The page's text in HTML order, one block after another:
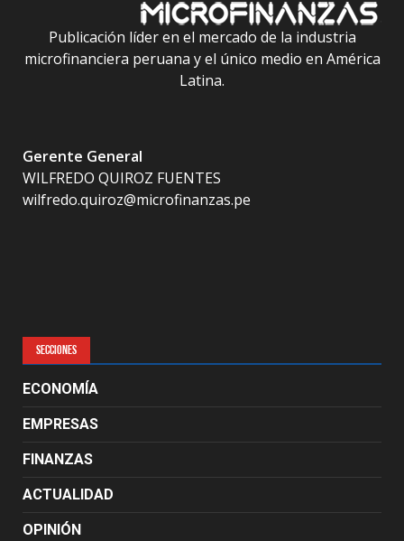
Publicación líder en el mercado de la industria
microfinanciera peruana y el único medio en América
Latina.
Gerente General
WILFREDO QUIROZ FUENTES
wilfredo.quiroz@microfinanzas.pe
SECCIONES
ECONOMÍA
EMPRESAS
FINANZAS
ACTUALIDAD
OPINIÓN